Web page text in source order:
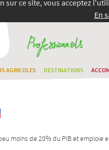
sur ce site, vous acceptez
En
AGRICOLES DESTINATIONS
moins de 20% du PIB et emploie